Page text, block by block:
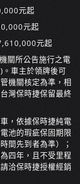
元起
元起
元起
關所公告施行之電
車主於領牌後可
機關核定為準，相
灣保時捷保留最終
，依據保時捷純電
池的瑕疵保固期限
間先到者為準）；
四年，且不受里程
洽保時捷授權經銷